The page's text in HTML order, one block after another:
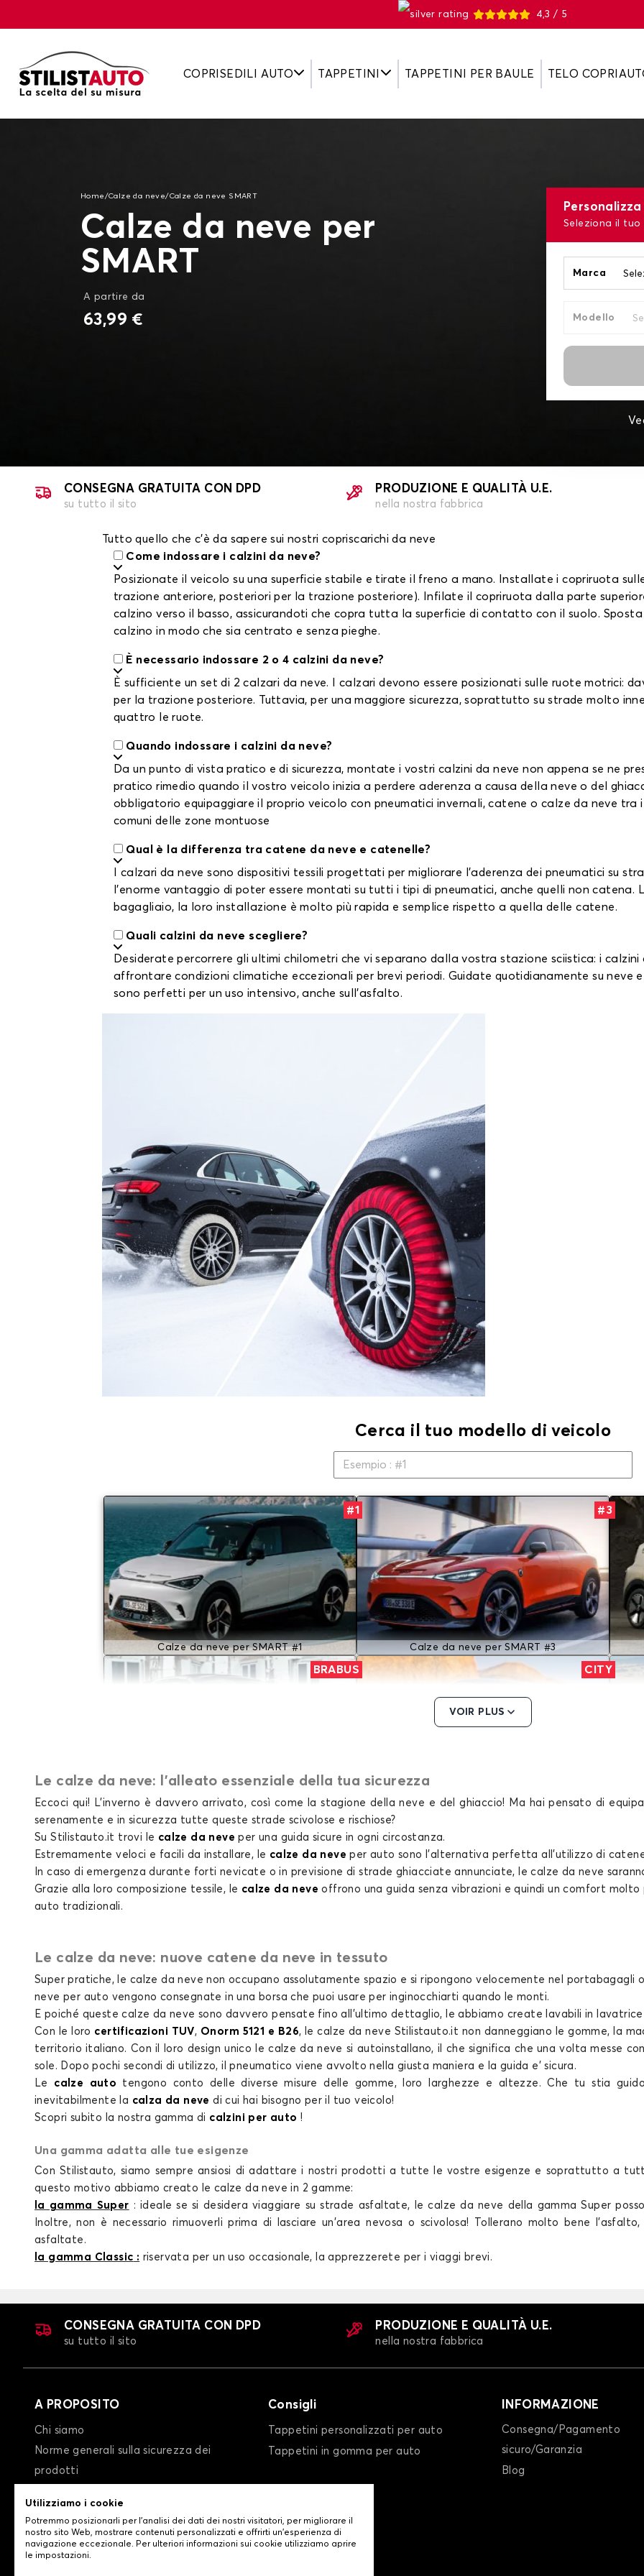
4,3 / 5
COPRISEDILI AUTO TAPPETINI TAPPETINI PER BAULE TELO
Home /Calze da neve/ Calze da neve SMART
Calze da neve per
SMART
A partire da
63,99 €
Seleziona il tuo
Marca
Modello
CONSEGNA GRATUITA CON DPD
su tutto il sito
PRODUZIONE E QUALITÀ U.E.
nella nostra fabbrica
Tutto quello che c'è da sapere sui nostri copriscarichi da neve
Come indossare i calzini da neve?
Posizionate il veicolo su una superficie stabile e tirate il freno a mano. Installate i copriruota
trazione anteriore, posteriori per la trazione posteriore). Infilate il copriruota dalla parte
calzino verso il basso, assicurandoti che copra tutta la superficie di contatto con il suolo.
calzino in modo che sia centrato e senza pieghe.
È necessario indossare 2 o 4 calzini da neve?
È sufficiente un set di 2 calzari da neve. I calzari devono essere posizionati sulle ruote motrici:
per la trazione posteriore. Tuttavia, per una maggiore sicurezza, soprattutto su strade molto
quattro le ruote.
Quando indossare i calzini da neve?
Da un punto di vista pratico e di sicurezza, montate i vostri calzini da neve non appena se ne
pratico rimedio quando il vostro veicolo inizia a perdere aderenza a causa della neve o del
obbligatorio equipaggiare il proprio veicolo con pneumatici invernali, catene o calze da neve tra il
comuni delle zone montuose
Qual è la differenza tra catene da neve e catenelle?
I calzari da neve sono dispositivi tessili progettati per migliorare l'aderenza dei pneumatici su
l'enorme vantaggio di poter essere montati su tutti i tipi di pneumatici, anche quelli non catena.
bagagliaio, la loro installazione è molto più rapida e semplice rispetto a quella delle catene.
Quali calzini da neve scegliere?
Desiderate percorrere gli ultimi chilometri che vi separano dalla vostra stazione sciistica: i calzini
affrontare condizioni climatiche eccezionali per brevi periodi. Guidate quotidianamente su neve e
sono perfetti per un uso intensivo, anche sull'asfalto.
Cerca il tuo modello di veicolo
#1
Calze da neve per SMART #1
#3
Calze da neve per SMART #3
BRABUS
Calze da neve per SMART BRABUS
CITY
Calze da neve per SMART CITY
VOIR PLUS
Le calze da neve: l'alleato essenziale della tua sicurezza
Eccoci qui! L’inverno è davvero arrivato, così come la stagione della neve e del ghiaccio! Ma hai pensato di
serenamente e in sicurezza tutte queste strade scivolose e rischiose?
Su Stilistauto.it trovi le calze da neveper una guida sicure in ogni circostanza.
Estremamente veloci e facili da installare, le calze da neve per auto sono l'alternativa perfetta all'utilizzo di
In caso di emergenza durante forti nevicate o in previsione di strade ghiacciate annunciate, lecalze da neve
Grazie alla loro composizione tessile, le calze da neve offrono una guida senza vibrazioni e quindi un comfort
auto tradizionali .
Le calze da neve: nuove catene da neve in tessuto
Super pratiche, le calze da neve non occupano assolutamente spazio e si ripongono velocemente nel
neve per auto vengono consegnate in una borsa che puoi usare per inginocchiarti quando le monti.
E poiché questecalze da neve sono davvero pensate fino all’ultimo dettaglio, le abbiamo create lavabili in
Con le loro certificazioni TUV, Onorm 5121 e B26, lecalze da neve Stilistauto.it non danneggiano le gomme, la
territorio italiano. Con il loro design unico lecalze da neve si autoinstallano, il che significa che una volta messe
sole. Dopo pochi secondi di utilizzo, il pneumatico viene avvolto nella giusta maniera e la guida e’ sicura.
Le calze auto tengono conto delle diverse misure delle gomme, loro larghezze e altezze. Che tu stia
inevitabilmente la calza da neve di cui hai bisogno per il tuo veicolo!
Scopri subito la nostra gamma di calzini per auto !
Una gamma adatta alle tue esigenze
Con Stilistauto, siamo sempre ansiosi di adattare i nostri prodotti a tutte le vostre esigenze e soprattutto a
questo motivo abbiamo creato le calze da neve in 2 gamme:
la gamma Super : ideale se si desidera viaggiare su strade asfaltate, lecalze da neve della gamma Super
Inoltre, non è necessario rimuoverli prima di lasciare un'area nevosa o scivolosa! Tollerano molto bene
asfaltate.
la gamma Classic : riservata per un uso occasionale, la apprezzerete per i viaggi brevi.
CONSEGNA GRATUITA CON DPD
su tutto il sito
PRODUZIONE E QUALITÀ U.E.
nella nostra fabbrica
A PROPOSITO
Chi siamo
Norme generali sulla sicurezza dei
prodotti
Contattaci
Consigli
Tappetini personalizzati per auto
Tappetini in gomma per auto
INFORMAZIONE
Consegna/Pagamento
sicuro/Garanzia
Blog
Utilizziamo i cookie
Potremmo posizionarli per l'analisi dei dati dei nostri visitatori, per migliorare il
nostro sito Web, mostrare contenuti personalizzati e offrirti un'esperienza di
navigazione eccezionale. Per ulteriori informazioni sui cookie utilizziamo aprire
le impostazioni.